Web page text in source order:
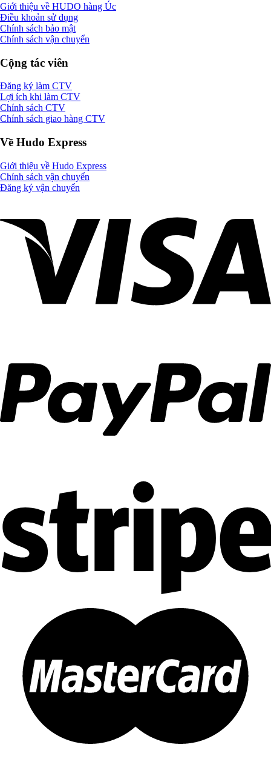
Giới thiệu về HUDO hàng Úc
Điều khoản sử dụng
Chính sách bảo mật
Chính sách vận chuyển
Cộng tác viên
Đăng ký làm CTV
Lợi ích khi làm CTV
Chính sách CTV
Chính sách giao hàng CTV
Về Hudo Express
Giới thiệu về Hudo Express
Chính sách vận chuyển
Đăng ký vận chuyển